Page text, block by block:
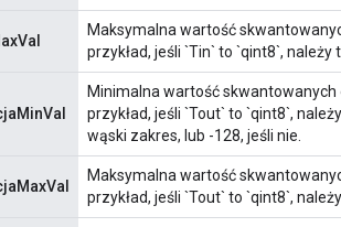
Maksymalna wartość
przykład, jeśli `Tin` to `qint8`, należy
Minimalna wartość skwantowanych
przykład, jeśli `Tout` to `qint8`,
wąski zakres, lub -128, jeśli nie.
Maksymalna wartość
przykład, jeśli `Tout` to `qint8`,